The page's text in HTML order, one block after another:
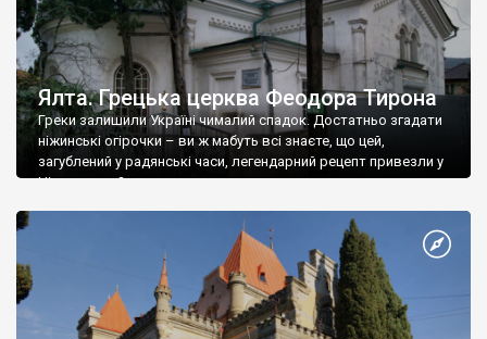
Ялта. Грецька церква Феодора Тирона
Греки залишили Україні чималий спадок. Достатньо згадати
ніжинські огірочки – ви ж мабуть всі знаєте, що цей,
загублений у радянські часи, легендарний рецепт привезли у
Ніжин греки?